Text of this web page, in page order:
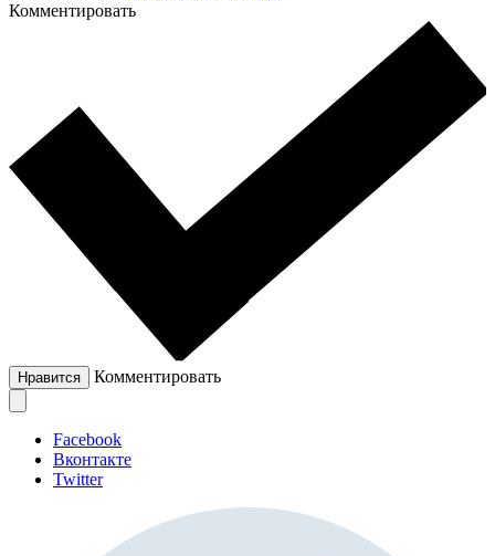
Комментировать
Нравится Комментировать
Facebook
Вконтакте
Twitter